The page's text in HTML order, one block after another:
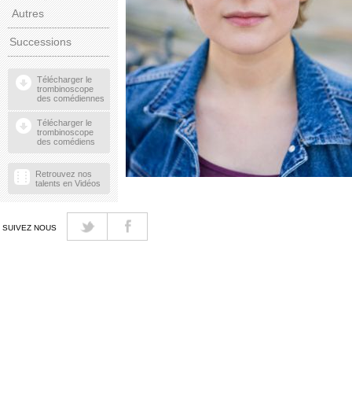
Autres
Successions
Télécharger le
trombinoscope
des comédiennes
Télécharger le
trombinoscope
des comédiens
Retrouvez nos
talents en Vidéos
SUIVEZ NOUS